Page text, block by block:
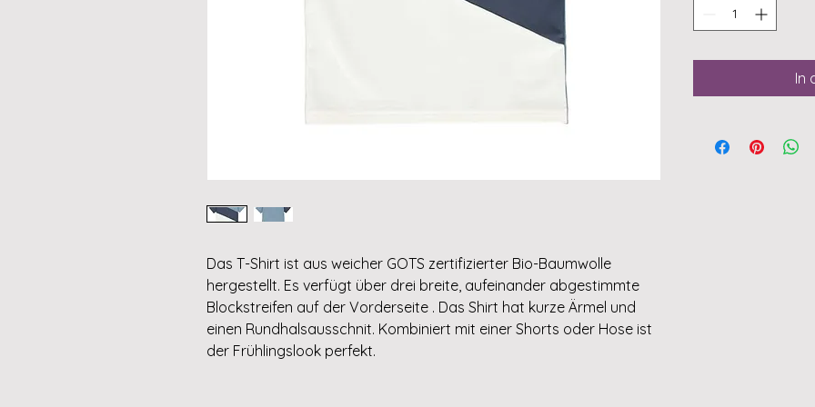
Das T-Shirt ist aus weicher GOTS zertifizierter Bio-Baumwolle
hergestellt. Es verfügt über drei breite, aufeinander abgestimmte
Blockstreifen auf der Vorderseite . Das Shirt hat kurze Ärmel und
einen Rundhalsausschnit. Kombiniert mit einer Shorts oder Hose ist
der Frühlingslook perfekt.
In